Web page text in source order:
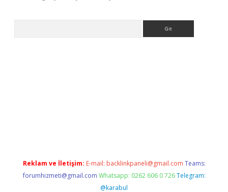
Reklam ve İletişim: E-mail: backlinkpaneli@gmail.com Teams:
forumhizmeti@gmail.com Whatsapp: 0262 606 0 726 Telegram:
@karabul